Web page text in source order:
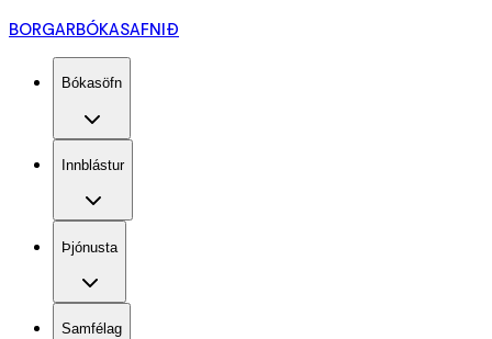
BORGARBÓKASAFNIÐ
Bókasöfn
Innblástur
Þjónusta
Samfélag